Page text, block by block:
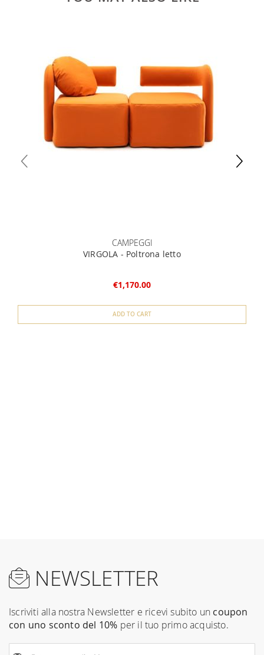
CAMPEGGI
VIRGOLA - Poltrona letto
€1,170.00
ADD TO CART
NEWSLETTER
Iscriviti alla nostra Newsletter e ricevi subito un coupon
con uno sconto del 10% per il tuo primo acquisto.